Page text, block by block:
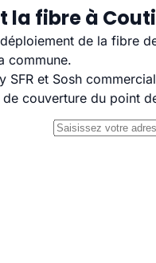
la fibre à
de la fibre de
commune.
SFR et Sosh
couverture du point